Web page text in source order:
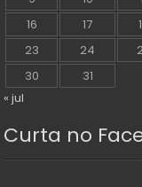
16
17
23
24
30
31
« jul
Curta no